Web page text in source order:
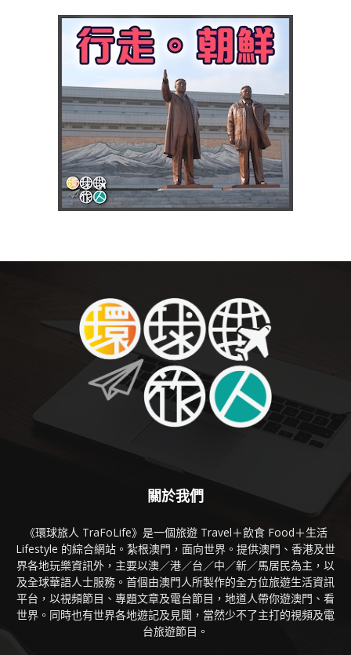
關於我們
《環球旅人 TraFoLife》是一個旅遊 Travel＋飲食 Food＋生活
Lifestyle 的綜合網站。紮根澳門，面向世界。提供澳門、香港及世
界各地玩樂資訊外，主要以澳／港／台／中／新／馬居民為主，以
及全球華語人士服務。首個由澳門人所製作的全方位旅遊生活資訊
平台，以視頻節目、專題文章及電台節目，地道人帶你遊澳門、看
世界。同時也有世界各地遊記及見聞，當然少不了主打的視頻及電
台旅遊節目。